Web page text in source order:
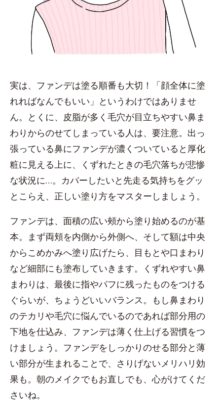
実は、ファンデは塗る順番も大切！「顔全体に塗
れればなんでもいい」というわけではありませ
ん。とくに、皮脂が多く毛穴が目立ちやすい鼻ま
わりからのせてしまっている人は、要注意。出っ
張っている鼻にファンデが濃くついていると厚化
粧に見える上に、くずれたときの毛穴落ちが悲惨
な状況に…。カバーしたいと先走る気持ちをグッ
とこらえ、正しい塗り方をマスターしましょう。
ファンデは、面積の広い頰から塗り始めるのが基
本。まず両頬を内側から外側へ、そして額は中央
からこめかみへ塗り広げたら、目もとや口まわり
など細部にも塗布していきます。くずれやすい鼻
まわりは、最後に指やパフに残ったものをつける
ぐらいが、ちょうどいいバランス。もし鼻まわり
のテカリや毛穴に悩んでいるのであれば部分用の
下地を仕込み、ファンデは薄く仕上げる習慣をつ
けましょう。ファンデをしっかりのせる部分と薄
い部分が生まれることで、さりげないメリハリ効
果も。朝のメイクでもお直しでも、心がけてくだ
さいね。